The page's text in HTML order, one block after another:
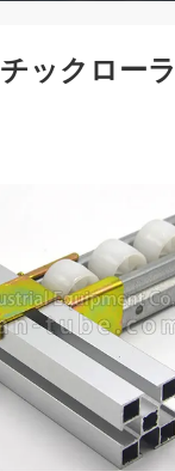
ックロー